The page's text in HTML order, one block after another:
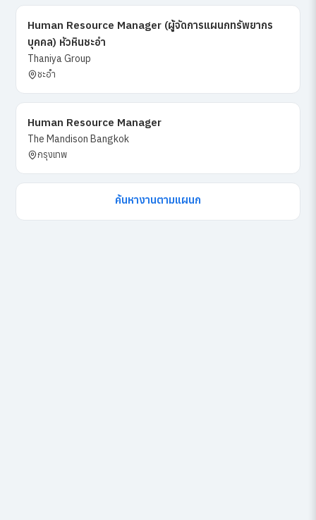
Human Resource Manager (ผู้จัดการแผนกทรัพยากร
บุคคล) หัวหินชะอำ
Thaniya Group
ชะอำ
Human Resource Manager
The Mandison Bangkok
กรุงเทพ
ค้นหางานตามแผนก